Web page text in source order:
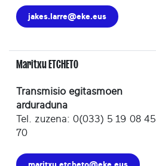
jakes.larre@eke.eus
Maritxu ETCHETO
Transmisio egitasmoen
arduraduna
Tel. zuzena: 0(033) 5 19 08 45
70